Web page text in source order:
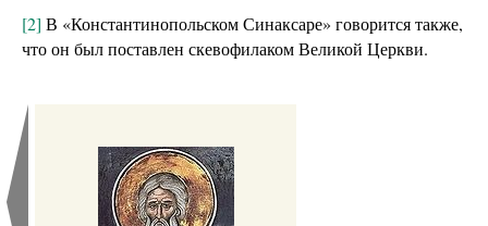
[2] В «Константинопольском Синаксаре» говорится также,
что он был поставлен скевофилаком Великой Церкви.